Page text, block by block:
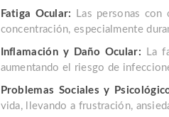
Fatiga Ocular:
Las personas
concentración, especialmente
Inflamación y Daño Ocular: La
aumentando el riesgo de
Problemas Sociales y
vida, llevando a frustración,